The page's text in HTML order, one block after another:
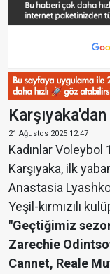
21 Ağustos 2025 12:47
Kadınlar Voleybol
Karşıyaka, ilk
Anastasia
Yeşil-kırmızılı
"Geçtiğimiz
Zarechie
Cannet, Reale